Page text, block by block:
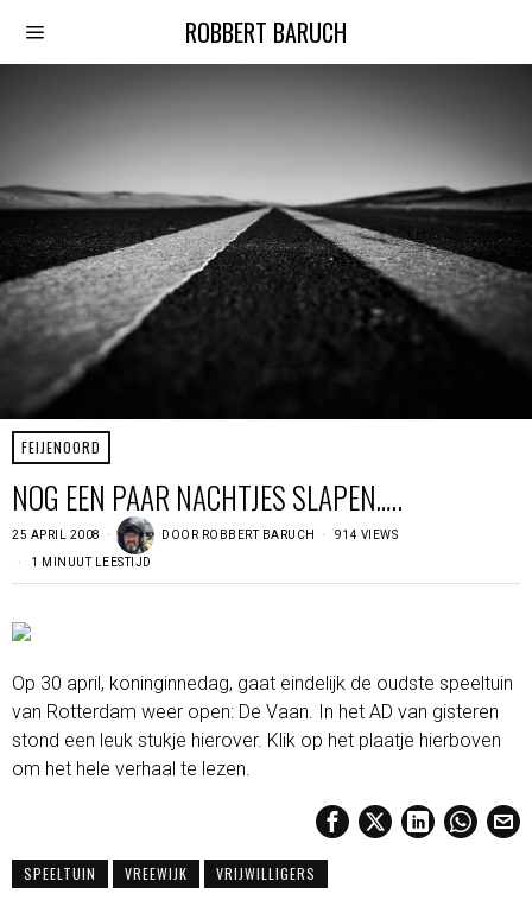
ROBBERT BARUCH
FEIJENOORD
NOG EEN PAAR NACHTJES SLAPEN…..
25 APRIL 2008 DOOR ROBBERT BARUCH 914 VIEWS
1 MINUUT LEESTIJD
Op 30 april, koninginnedag, gaat eindelijk de oudste speeltuin
van Rotterdam weer open: De Vaan. In het AD van gisteren
stond een leuk stukje hierover. Klik op het plaatje hierboven
om het hele verhaal te lezen.
SPEELTUIN VREEWIJK VRIJWILLIGERS